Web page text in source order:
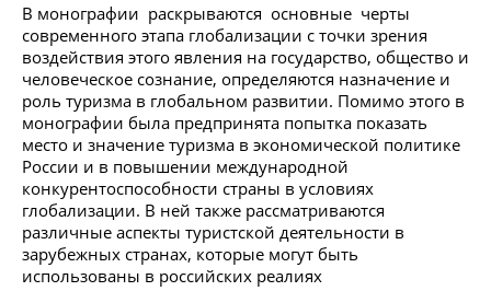
В монографии раскрываются основные черты
современного этапа глобализации с точки зрения
воздействия этого явления на государство, общество и
человеческое сознание, определяются назначение и
роль туризма в глобальном развитии. Помимо этого в
монографии была предпринята попытка показать
место и значение туризма в экономической политике
России и в повышении международной
конкурентоспособности страны в условиях
глобализации. В ней также рассматриваются
различные аспекты туристской деятельности в
зарубежных странах, которые могут быть
использованы в российских реалиях